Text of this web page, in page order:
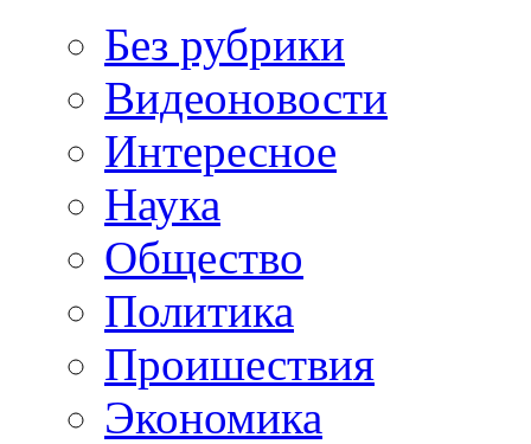
Без рубрики
Видеоновости
Интересное
Наука
Общество
Политика
Проишествия
Экономика